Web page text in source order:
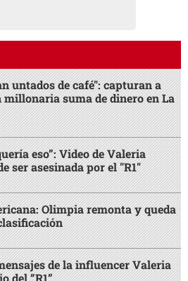
untados de café": capturan a
millonaria suma de dinero en La
eso”: Video de Valeria
ser asesinada por el "R1"
Olimpia remonta y queda
de la influencer Valeria
del “R1”